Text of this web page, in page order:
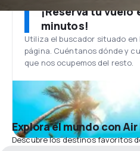
¡Reserva tu vuelo
minutos!
Utiliza el buscador situado en
página. Cuéntanos dónde y
que nos ocupemos del resto.
Explora el mundo con
Descubre los destinos favoritos